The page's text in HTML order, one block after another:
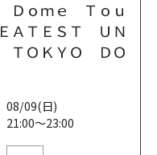
ｏｍｅ Ｔｏｕ
ＡＴＥＳＴ ＵＮ
ＴＯＫＹＯ ＤＯ
08/09(日)
21:00～23:00